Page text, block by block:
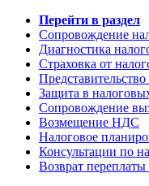
Перейти в раздел
Сопровождение
Диагностика
Страховка от
Представительство
Защита в
Сопровождение
Возмещение НДС
Налоговое
Консультации по
Возврат